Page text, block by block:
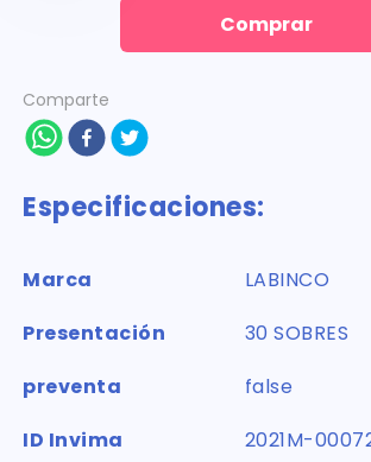
Comprar
Comparte
Especificaciones:
Marca
LABINCO
Presentación
30 SOBRES
preventa
false
ID Invima
2021M-